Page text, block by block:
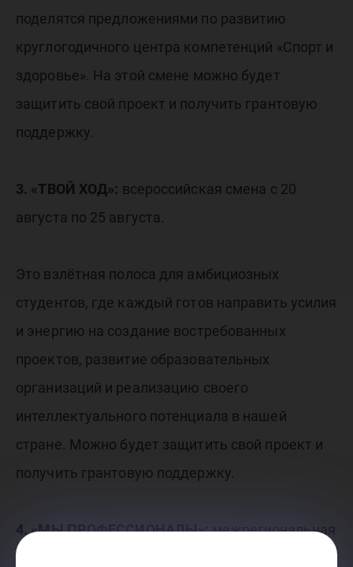
поделятся предложениями по развитию
круглогодичного центра компетенций «Спорт и
здоровье». На этой смене можно будет
защитить свой проект и получить грантовую
поддержку.
3. «ТВОЙ ХОД»: всероссийская смена с 20
августа по 25 августа.
Это взлётная полоса для амбициозных
студентов, где каждый готов направить усилия
и энергию на создание востребованных
проектов, развитие образовательных
организаций и реализацию своего
интеллектуального потенциала в нашей
стране. Можно будет защитить свой проект и
получить грантовую поддержку.
4. «МЫ ПРОФЕССИОНАЛЫ»:межрегиональная
смена с 28 августа по 2 сентября.